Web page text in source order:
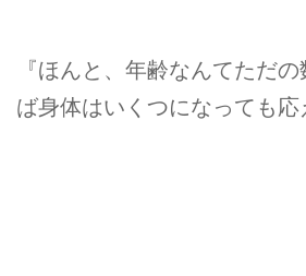
『ほんと、年齢なんてただ
ば身体はいくつになっても応